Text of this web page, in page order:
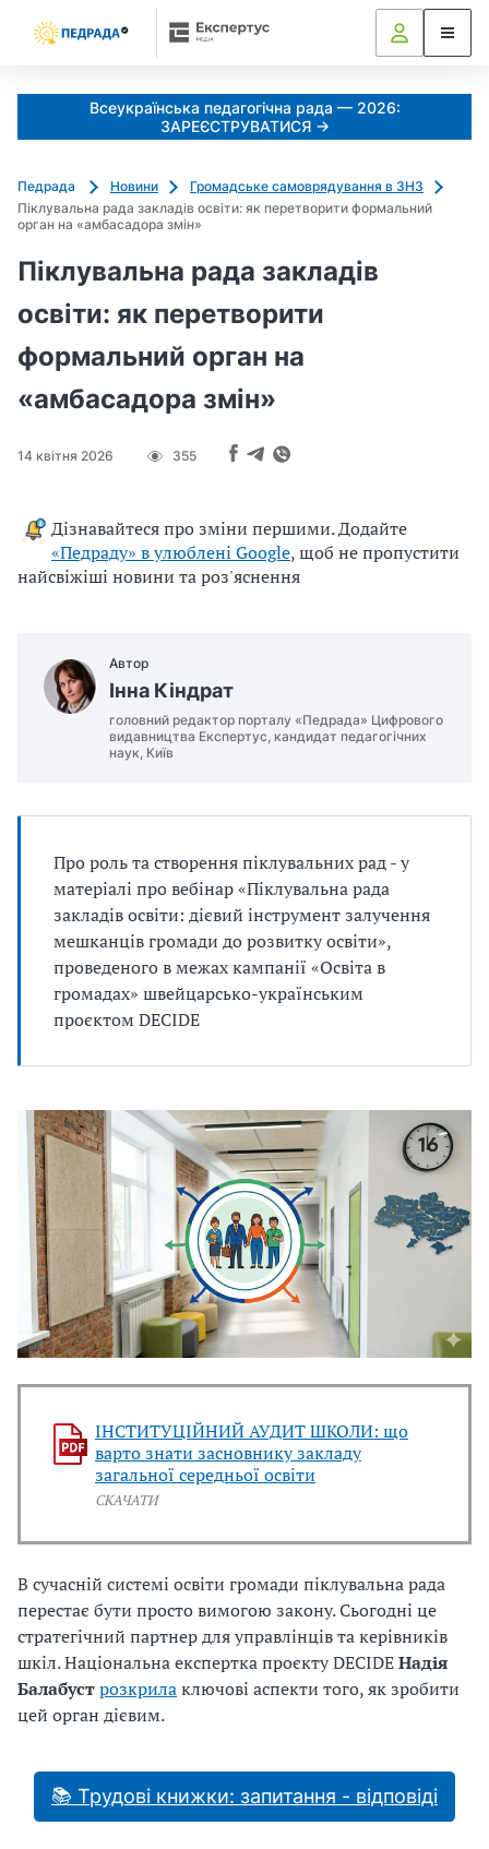
Всеукраїнська педагогічна рада — 2026:
ЗАРЕЄСТРУВАТИСЯ →
Педрада Новини
Громадське самоврядування в ЗНЗ
Піклувальна рада закладів освіти: як перетворити формальний
орган на «амбасадора змін»
Піклувальна рада закладів
освіти: як перетворити
формальний орган на
«амбасадора змін»
14 квітня 2026 355
Дізнавайтеся про зміни першими. Додайте
«Педраду» в улюблені Google, щоб не пропустити
найсвіжіші новини та роз'яснення
Автор
Інна Кіндрат
головний редактор порталу «Педрада» Цифрового
видавництва Експертус, кандидат педагогічних
наук, Київ
Про роль та створення піклувальних рад - у
матеріалі про вебінар «Піклувальна рада
закладів освіти: дієвий інструмент залучення
мешканців громади до розвитку освіти»,
проведеного в межах кампанії «Освіта в
громадах» швейцарсько-українським
проєктом DECIDE
ІНСТИТУЦІЙНИЙ АУДИТ ШКОЛИ: що
варто знати засновнику закладу
загальної середньої освіти
СКАЧАТИ
В сучасній системі освіти громади піклувальна рада
перестає бути просто вимогою закону. Сьогодні це
стратегічний партнер для управлінців та керівників
шкіл. Національна експертка проєкту DECIDEНадія
Балабустрозкрилаключові аспекти того, як зробити
цей орган дієвим.
📚 Трудові книжки: запитання - відповіді